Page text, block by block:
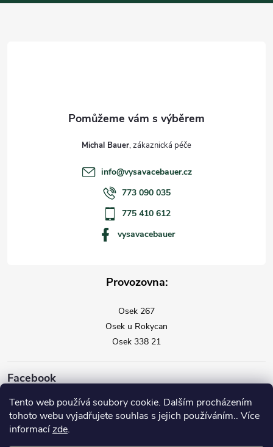
Tento web používá soubory cookie. Dalším procházením
tohoto webu vyjadřujete souhlas s jejich používáním.. Více
informacízde.
a
Michal Bauer
info@vysavacebauer.cz
773 090 035
775 410 612
vysavacebauer
Provozovna:
Osek 267
Osek u Rokycan
Osek 338 21
Facebook